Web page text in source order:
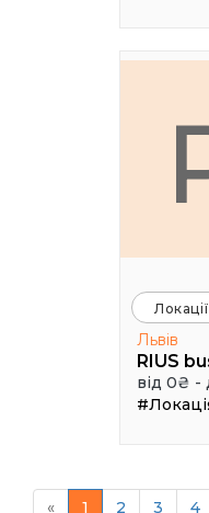
Локації
Львів
RIUS
від 0₴ -
« 1 2 3 4